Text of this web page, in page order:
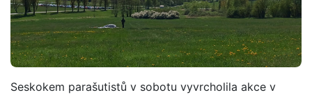
Seskokem parašutistů v sobotu vyvrcholila akce v